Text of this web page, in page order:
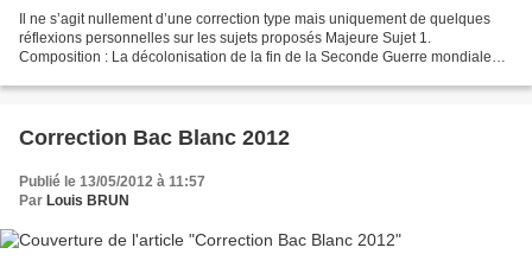
Il ne s’agit nullement d’une correction type mais uniquement de quelques
réflexions personnelles sur les sujets proposés Majeure Sujet 1.
Composition : La décolonisation de la fin de la Seconde Guerre mondiale
Correction Bac Blanc 2012
Publié le 13/05/2012 à 11:57
Par Louis BRUN